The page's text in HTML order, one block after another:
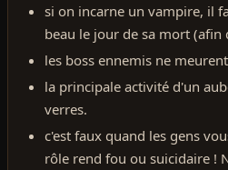
si on incarne un vampire, il
beau le jour de sa mort (afin
les boss ennemis ne
la principale activité d'un
verres.
c'est faux quand les gens
rôle rend fou ou suicidaire !